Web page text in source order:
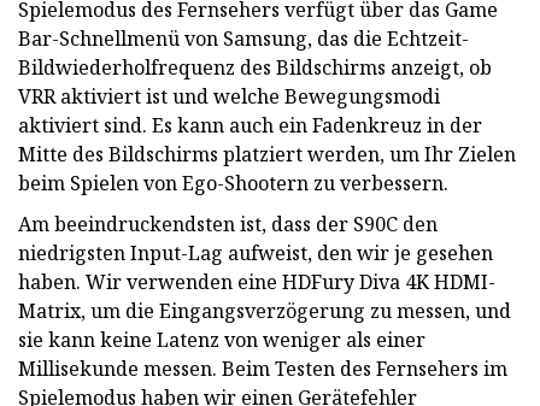
Spielemodus des Fernsehers verfügt über das Game
Bar-Schnellmenü von Samsung, das die Echtzeit-
Bildwiederholfrequenz des Bildschirms anzeigt, ob
VRR aktiviert ist und welche Bewegungsmodi
aktiviert sind. Es kann auch ein Fadenkreuz in der
Mitte des Bildschirms platziert werden, um Ihr Zielen
beim Spielen von Ego-Shootern zu verbessern.
Am beeindruckendsten ist, dass der S90C den
niedrigsten Input-Lag aufweist, den wir je gesehen
haben. Wir verwenden eine HDFury Diva 4K HDMI-
Matrix, um die Eingangsverzögerung zu messen, und
sie kann keine Latenz von weniger als einer
Millisekunde messen. Beim Testen des Fernsehers im
Spielemodus haben wir einen Gerätefehler